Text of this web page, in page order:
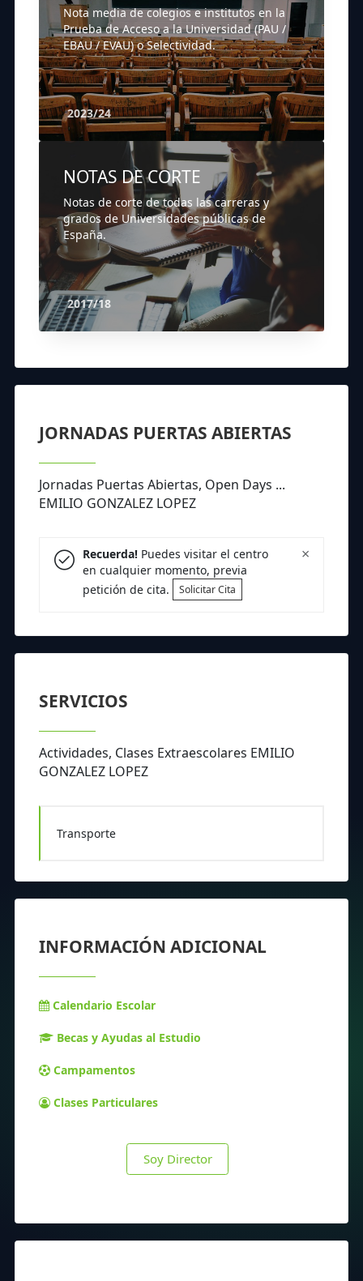
Nota media de colegios e institutos en la
Prueba de Acceso a la Universidad (PAU /
EBAU / EVAU) o Selectividad.
2023/24
NOTAS DE CORTE
Notas de corte de todas las carreras y
grados de Universidades públicas de
España.
2017/18
JORNADAS PUERTAS ABIERTAS
Jornadas Puertas Abiertas, Open Days ...
EMILIO GONZALEZ LOPEZ
×
Recuerda!Puedes visitar el centro
en cualquier momento, previa
petición de cita.
Solicitar Cita
SERVICIOS
Actividades, Clases Extraescolares EMILIO
GONZALEZ LOPEZ
Transporte
INFORMACIÓN ADICIONAL
Calendario Escolar
Becas y Ayudas al Estudio
Campamentos
Clases Particulares
Soy Director